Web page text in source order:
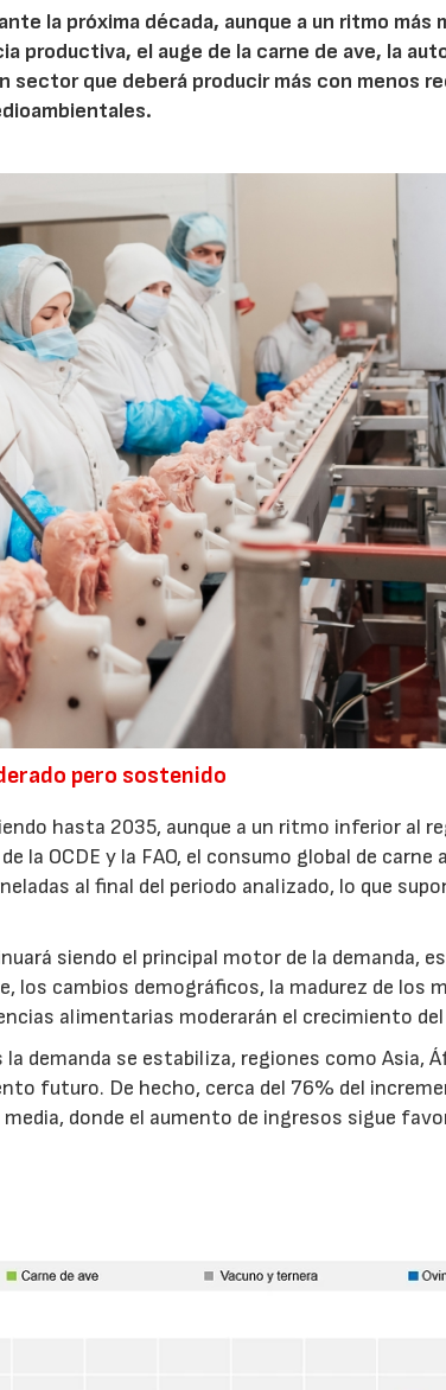
la próxima década, aunque a un ritmo más
productiva, el auge de la carne de ave, la
sector que deberá producir más con menos
pero sostenido
hasta 2035, aunque a un ritmo inferior al
la OCDE y la FAO, el consumo global de carne
al final del periodo analizado, lo que
siendo el principal motor de la demanda,
los cambios demográficos, la madurez de los
alimentarias moderarán el crecimiento
demanda se estabiliza, regiones como Asia,
futuro. De hecho, cerca del 76% del
donde el aumento de ingresos sigue
23/07/2026